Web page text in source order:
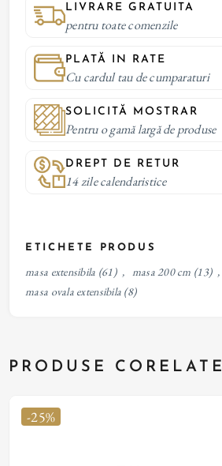
LIVRARE GRATUITA
pentru toate comenzile
PLATĂ IN RATE
Cu cardul tau de cumparaturi
SOLICITĂ MOSTRAR
Pentru o gamă largă de produse
DREPT DE RETUR
14 zile calendaristice
ETICHETE PRODUS
masa extensibila (61) , masa 200 cm (13) ,
masa ovala extensibila (8)
PRODUSE CORELATE
-25%